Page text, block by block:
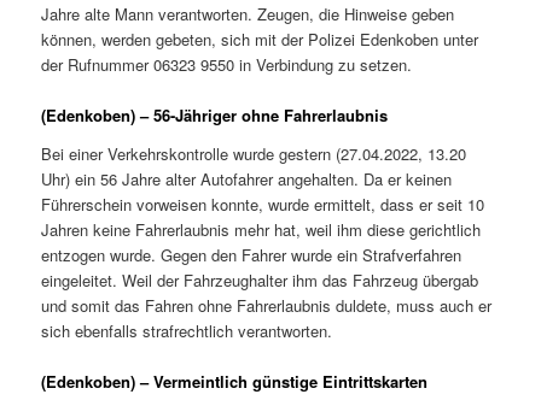
Jahre alte Mann verantworten. Zeugen, die Hinweise geben
können, werden gebeten, sich mit der Polizei Edenkoben unter
der Rufnummer 06323 9550 in Verbindung zu setzen.
(Edenkoben) – 56-Jähriger ohne Fahrerlaubnis
Bei einer Verkehrskontrolle wurde gestern (27.04.2022, 13.20
Uhr) ein 56 Jahre alter Autofahrer angehalten. Da er keinen
Führerschein vorweisen konnte, wurde ermittelt, dass er seit 10
Jahren keine Fahrerlaubnis mehr hat, weil ihm diese gerichtlich
entzogen wurde. Gegen den Fahrer wurde ein Strafverfahren
eingeleitet. Weil der Fahrzeughalter ihm das Fahrzeug übergab
und somit das Fahren ohne Fahrerlaubnis duldete, muss auch er
sich ebenfalls strafrechtlich verantworten.
(Edenkoben) – Vermeintlich günstige Eintrittskarten